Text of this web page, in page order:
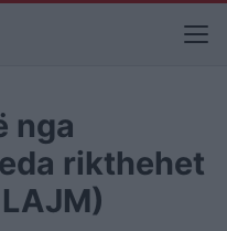
nga
rikthehet